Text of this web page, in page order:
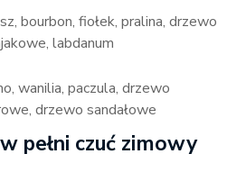
bourbon, fiołek, pralina, drzewo
labdanum
wanilia, paczula, drzewo
drzewo sandałowe
pełni czuć zimowy